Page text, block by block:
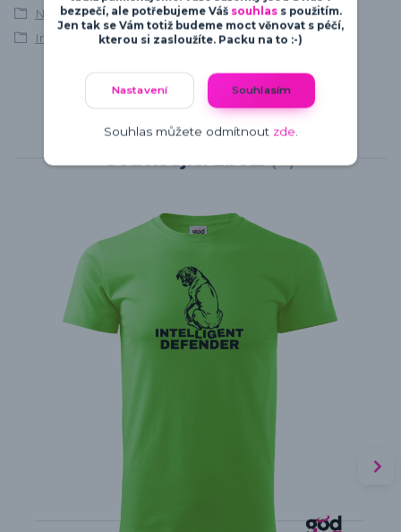
Německý boxer
Intelligent Defender
bezpečí, ale potřebujeme Váš souhlass použitím.
Jen tak se Vám totiž budeme moct věnovat s péčí,
kterou si zasloužíte. Packu na to :-)
Nastavení Souhlasím
Souhlas můžete odmítnout zde.